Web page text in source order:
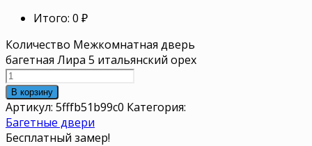
Итого: 0 ₽
Количество Межкомнатная дверь
багетная Лира 5 итальянский орех
В корзину
Артикул: 5fffb51b99c0 Категория:
Багетные двери
Бесплатный замер!